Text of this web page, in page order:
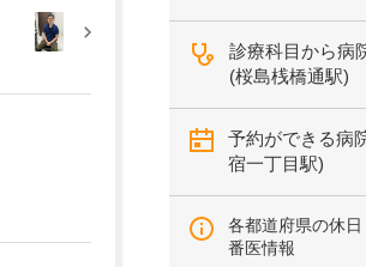
診療科目から病
(桜島桟橋通駅)
予約ができる病
宿一丁目駅)
各都道府県の休
番医情報